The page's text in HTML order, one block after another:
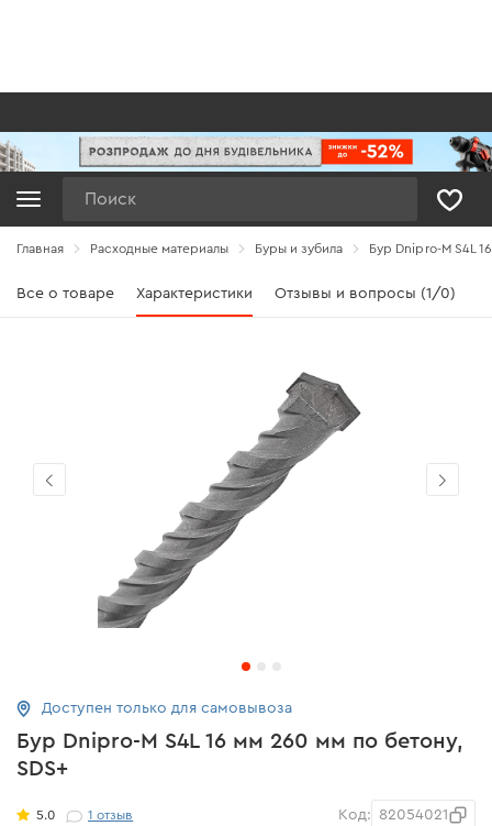
Главная Расходные материалы Буры и зубила Бур Dnipro-M S4L
Все о товаре Характеристики Отзывы и вопросы (1/0)
Бур Dnipro-M S4L 16 мм 260 мм по бетону,
SDS+
5.0 1отзыв Код: 82054021
Доступен только для самовывоза